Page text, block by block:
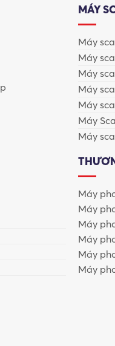
MÁY
Máy
Máy
Máy
Máy
Máy
Máy
Máy
Máy
Máy
Máy
Máy
Máy
Máy